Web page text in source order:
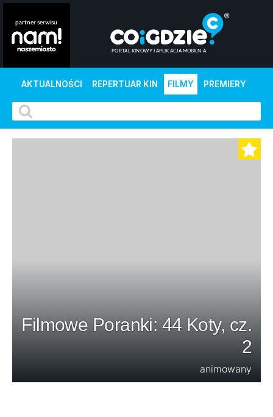
AKTUALNOŚCI REPERTUAR KIN FILMY PREMIERY
Filmowe Poranki: 44 Koty, cz.
2
animowany